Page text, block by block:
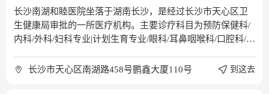
长沙南湖和睦医院坐落于湖南长沙，是经过长沙市天心区卫
生健康局审批的一所医疗机构。主要诊疗科目为预防保健科/
内科/外科/妇科专业|计划生育专业/眼科/耳鼻咽喉科/口腔科/皮
中医科长沙市天心区南湖路458号鹏鑫大厦110号 到这去